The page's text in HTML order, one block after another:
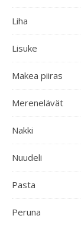
Liha
Lisuke
Makea piiras
Merenelävät
Nakki
Nuudeli
Pasta
Peruna